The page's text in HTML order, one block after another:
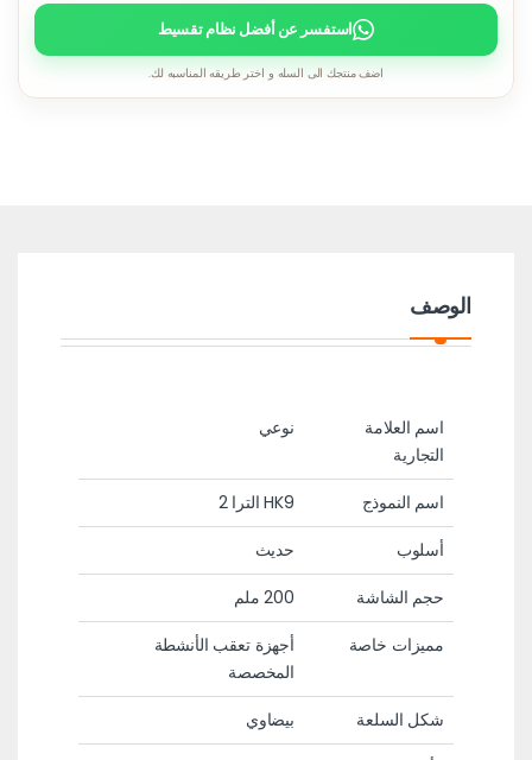
استفسر عن أفضل نظام تقسيط
اضف منتجك الى السله و اختر طريقه المناسبه لك.
الوصف
اسم العلامة
التجارية
نوعي
اسم النموذج
HK9 الترا 2
أسلوب
حديث
حجم الشاشة
200 ملم
مميزات خاصة
أجهزة تعقب الأنشطة
المخصصة
شكل السلعة
بيضاوي